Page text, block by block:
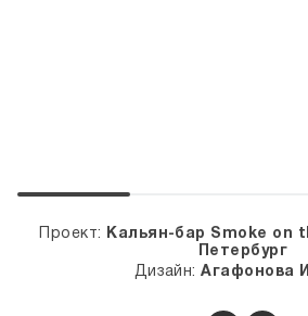
Проект:
Кальян-бар Smoke on
Петербург
Дизайн:Агафонова